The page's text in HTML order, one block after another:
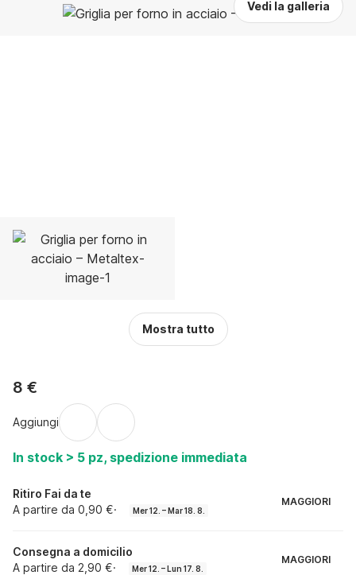
Vedi la galleria
Mostra tutto
8 €
Aggiungi
In stock > 5 pz, spedizione immediata
Ritiro Fai da te
A partire da 0,90 €· Mer 12. – Mar 18. 8.
MAGGIORI
Consegna a domicilio
A partire da 2,90 €· Mer 12. – Lun 17. 8.
MAGGIORI